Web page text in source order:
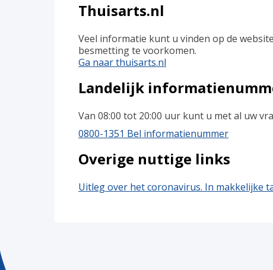
Thuisarts.nl
Veel informatie kunt u vinden op de
besmetting te voorkomen.
Ga naar thuisarts.nl
Landelijk
Van 08:00 tot 20:00 uur kunt u met al uw
0800-1351 Bel informatienummer
Overige nuttige links
Uitleg over het coronavirus. In makkelijke